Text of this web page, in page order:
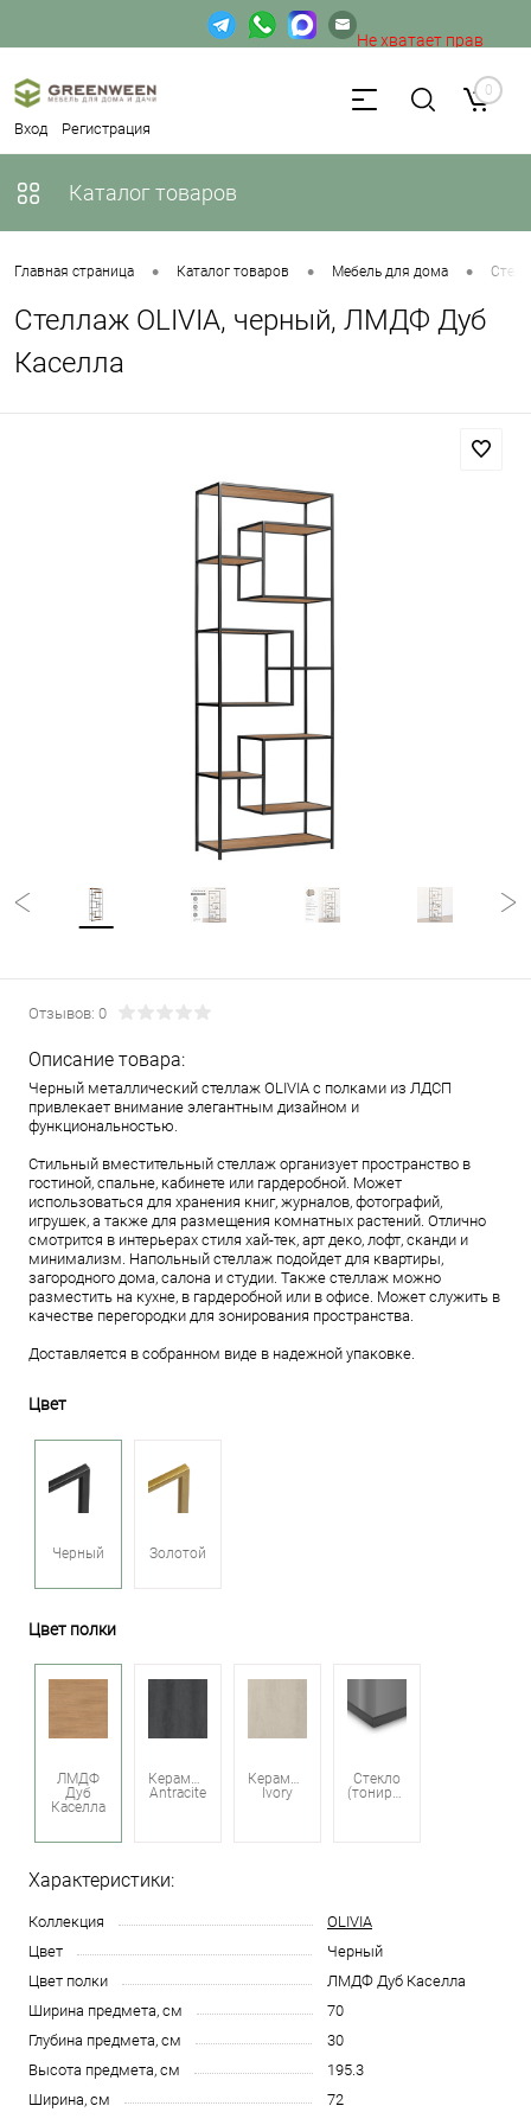
Вход Регистрация
Не хватает прав
доступа к веб-форме. 0
Каталог товаров
Главная страница • Каталог товаров • Мебель для дома •
Стеллаж OLIVIA, черный, ЛМДФ Дуб
Каселла
Отзывов: 0
Описание товара:
Черный металлический стеллаж OLIVIA с полками из ЛДСП
привлекает внимание элегантным дизайном и
функциональностью.
Стильный вместительный стеллаж организует пространство в
гостиной, спальне, кабинете или гардеробной. Может
использоваться для хранения книг, журналов, фотографий,
игрушек, а также для размещения комнатных растений. Отлично
смотрится в интерьерах стиля хай-тек, арт деко, лофт, сканди и
минимализм. Напольный стеллаж подойдет для квартиры,
загородного дома, салона и студии. Также стеллаж можно
разместить на кухне, в гардеробной или в офисе. Может служить в
качестве перегородки для зонирования пространства.
Доставляется в собранном виде в надежной упаковке.
Цвет
Черный Золотой
Цвет полки
ЛМДФ
Дуб
Каселла
Керамика
Antracite
Керамика
Ivory
Стекло
Характеристики:
Коллекция
OLIVIA
Цвет
Черный
Цвет полки
ЛМДФ Дуб Каселла
Ширина предмета, см
70
Глубина предмета, см
30
Высота предмета, см
195.3
Ширина, см
72